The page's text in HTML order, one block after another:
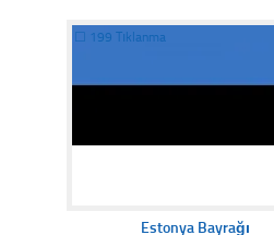
☐ 199 Tıklanma
Estonya Bayrağı